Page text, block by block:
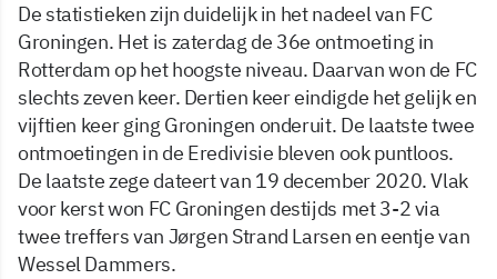
De statistieken zijn duidelijk in het nadeel van FC
Groningen. Het is zaterdag de 36e ontmoeting in
Rotterdam op het hoogste niveau. Daarvan won de FC
slechts zeven keer. Dertien keer eindigde het gelijk en
vijftien keer ging Groningen onderuit. De laatste twee
ontmoetingen in de Eredivisie bleven ook puntloos.
De laatste zege dateert van 19 december 2020. Vlak
voor kerst won FC Groningen destijds met 3-2 via
twee treffers van Jørgen Strand Larsen en eentje van
Wessel Dammers.